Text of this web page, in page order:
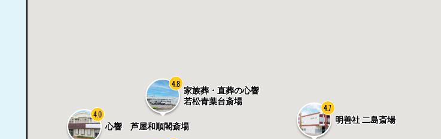
明善社 二島斎場
4.7
家族葬・直葬の心響
若松青葉台斎場
4.8
心響 芦屋和順閣斎場
4.0